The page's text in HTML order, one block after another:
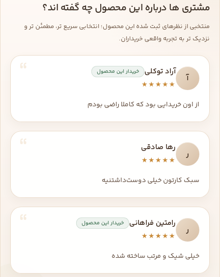
مشتری ها درباره این محصول چه گفته اند؟
منتخبی از نظرهای ثبت شده این محصول؛ انتخابی سریع تر، مطمئن تر و
نزدیک تر به تجربه واقعی خریداران.
آ
آراد توکلی خریدار این محصول
★★★★★
از اون خریدایی بود که کاملا راضی بودم
ر
رها صادقی
★★★★★
سبک کارتون خیلی دوست‌داشتنیه
ر
رامتین فراهانی خریدار این محصول
★★★★★
خیلی شیک و مرتب ساخته شده